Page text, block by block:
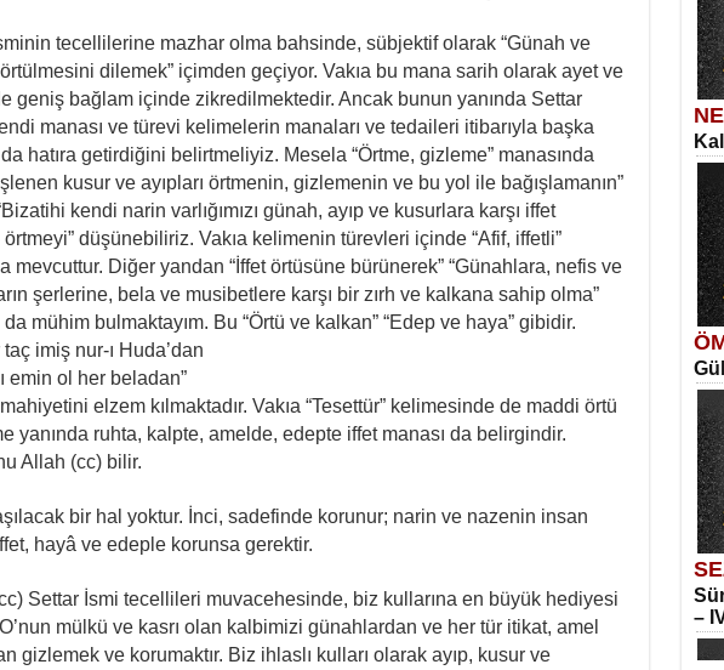
tecellilerine mazhar olma bahsinde, sübjektif olarak “Günah ve
örtülmesini dilemek” içimden geçiyor. Vakıa bu mana sarih olarak ayet ve
geniş bağlam içinde zikredilmektedir. Ancak bunun yanında Settar
manası ve türevi kelimelerin manaları ve tedaileri itibarıyla başka
hatıra getirdiğini belirtmeliyiz. Mesela “Örtme, gizleme” manasında
kusur ve ayıpları örtmenin, gizlemenin ve bu yol ile bağışlamanın”
kendi narin varlığımızı günah, ayıp ve kusurlara karşı iffet
düşünebiliriz. Vakıa kelimenin türevleri içinde “Afif, iffetli”
mevcuttur. Diğer yandan “İffet örtüsüne bürünerek” “Günahlara, nefis ve
şerlerine, bela ve musibetlere karşı bir zırh ve kalkana sahip olma”
da mühim bulmaktayım. Bu “Örtü ve kalkan” “Edep ve haya” gibidir.
imiş nur-ı Huda’dan
emin ol her beladan”
elzem kılmaktadır. Vakıa “Tesettür” kelimesinde de maddi örtü
yanında ruhta, kalpte, amelde, edepte iffet manası da belirgindir.
Allah (cc) bilir.
bir hal yoktur. İnci, sadefinde korunur; narin ve nazenin insan
hayâ ve edeple korunsa gerektir.
Settar İsmi tecellileri muvacehesinde, biz kullarına en büyük hediyesi
mülkü ve kasrı olan kalbimizi günahlardan ve her tür itikat, amel
gizlemek ve korumaktır. Biz ihlaslı kulları olarak ayıp, kusur ve
–